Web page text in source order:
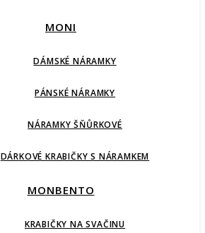
MONI
DÁMSKÉ NÁRAMKY
PÁNSKÉ NÁRAMKY
NÁRAMKY ŠŇŮRKOVÉ
DÁRKOVÉ KRABIČKY S NÁRAMKEM
MONBENTO
KRABIČKY NA SVAČINU